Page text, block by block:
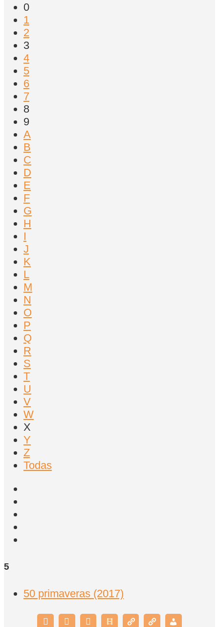
0
1
2
3
4
5
6
7
8
9
A
B
C
D
E
F
G
H
I
J
K
L
M
N
O
P
Q
R
S
T
U
V
W
X
Y
Z
Todas
5
50 primaveras (2017)